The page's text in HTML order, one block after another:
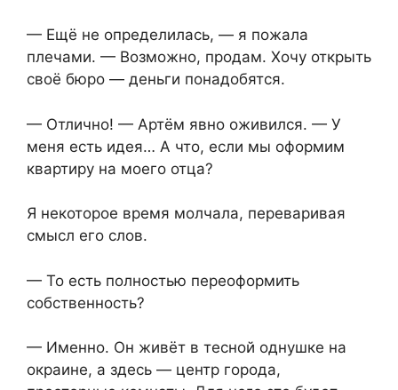
— Ещё не определилась, — я пожала
плечами. — Возможно, продам. Хочу открыть
своё бюро — деньги понадобятся.
— Отлично! — Артём явно оживился. — У
меня есть идея… А что, если мы оформим
квартиру на моего отца?
Я некоторое время молчала, переваривая
смысл его слов.
— То есть полностью переоформить
собственность?
— Именно. Он живёт в тесной однушке на
окраине, а здесь — центр города,